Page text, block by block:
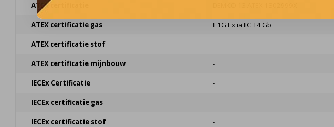
ATEX certificatie
ATEX certificatie gas II 1G Ex ia IIC T4 Gb
ATEX certificatie stof -
ATEX certificatie mijnbouw -
IECEx Certificatie -
IECEx certificatie gas -
IECEx certificatie stof -